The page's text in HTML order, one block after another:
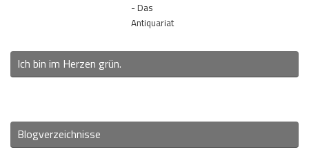
- Das
Antiquariat
Ich bin im Herzen grün.
Blogverzeichnisse